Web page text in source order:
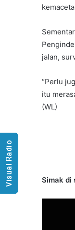
jalan,
“Perlu
itu
(WL)
Simak di
Visual Radio